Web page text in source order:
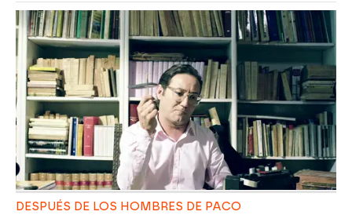
DESPUÉS DE LOS HOMBRES DE PACO